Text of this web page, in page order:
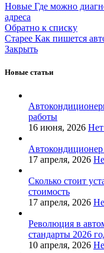
Новые Где можно
адреса
Обратно к списку
Старее Как пишется
Закрыть
Новые статьи
работы
16 июня, 2026
17 апреля, 2026
Сколько стоит
стоимость
17 апреля, 2026
Революция в
стандарты 2026
10 апреля, 2026